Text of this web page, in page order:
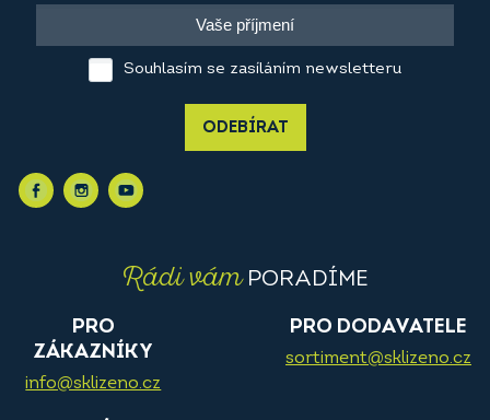
Souhlasím se zasíláním newsletteru
ODEBÍRAT
Rádi vámPORADÍME
PRO
ZÁKAZNÍKY
info@sklizeno.cz
PRO DODAVATELE
sortiment@sklizeno.cz